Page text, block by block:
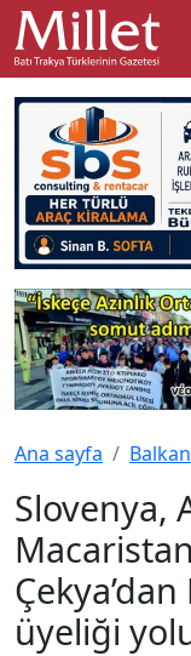
Ana sayfa
Slovenya,
Çekya’dan
üyeliği